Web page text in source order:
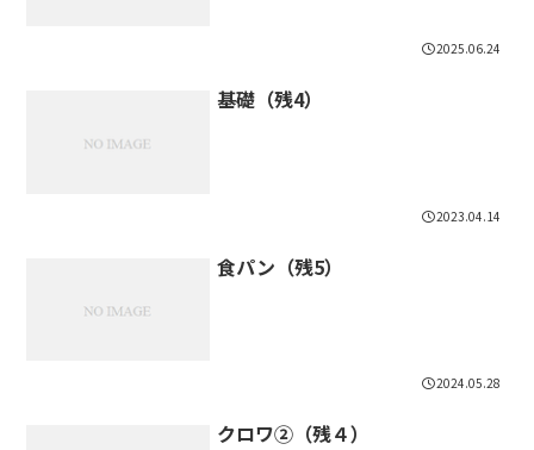
2025.06.24
基礎（残4）
2023.04.14
食パン（残5）
2024.05.28
クロワ②（残４）